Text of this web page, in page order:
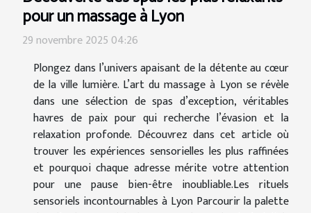
pour un massage à Lyon
29 novembre 2025 04:26
Plongez dans l’univers apaisant de la détente au cœur
de la ville lumière. L’art du massage à Lyon se révèle
dans une sélection de spas d’exception, véritables
havres de paix pour qui recherche l’évasion et la
relaxation profonde. Découvrez dans cet article où
trouver les expériences sensorielles les plus raffinées
et pourquoi chaque adresse mérite votre attention
pour une pause bien-être inoubliable.Les rituels
sensoriels incontournables à Lyon Parcourir la palette